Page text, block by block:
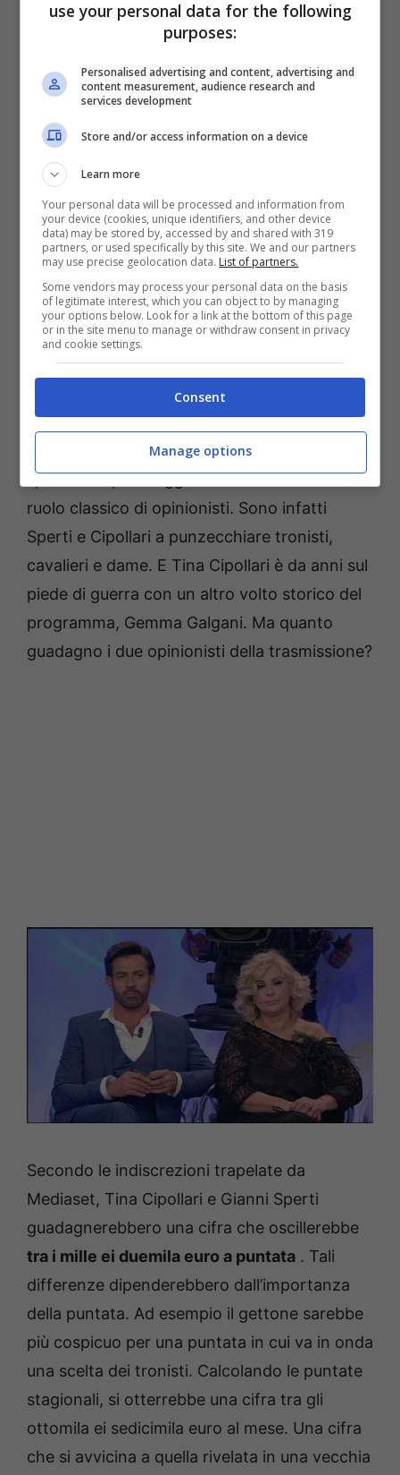
Leggi anche —–>Harry e Meghan avete visto
dove vivono?
Los Angeles: un sogno
Quanto guadagnano Tina
Cipollari e Gianni Sperti?
Negli ultimi anni,Tina CipollarieGianni
Spertisono diventati i veri pilastri del
programma in day time su Canale 5. La
conduttrice Maria De Filippi sorveglia tutti,
mentre i due hanno acquisito col tempo uno
spazio sempre maggiore che va oltre il loro
ruolo classico di opinionisti. Sono infatti
Sperti e Cipollari a punzecchiare tronisti,
cavalieri e dame. E Tina Cipollari è da anni sul
piede di guerra con un altro volto storico del
programma, Gemma Galgani. Ma quanto
guadagno i due opinionisti della trasmissione?
Secondo le indiscrezioni trapelate da
Mediaset, Tina Cipollari e Gianni Sperti
guadagnerebbero una cifra che oscillerebbe
tra i mille ei duemila euro a puntata . Tali
differenze dipenderebbero dall’importanza
della puntata. Ad esempio il gettone sarebbe
più cospicuo per una puntata in cui va in onda
una scelta dei tronisti. Calcolando le puntate
stagionali, si otterrebbe una cifra tra gli
ottomila ei sedicimila euro al mese. Una cifra
che si avvicina a quella rivelata in una vecchia
use your personal data for the following
purposes:
Personalised advertising and content, advertising and
content measurement, audience research and
services development
Store and/or access information on a device
Learn more
Your personal data will be processed and information from
your device (cookies, unique identifiers, and other device
data) may be stored by, accessed by and shared with 319
partners, or used specifically by this site. We and our partners
may use precise geolocation data. List of partners.
Some vendors may process your personal data on the basis
of legitimate interest, which you can object to by managing
your options below. Look for a link at the bottom of this page
or in the site menu to manage or withdraw consent in privacy
and cookie settings.
Consent
Manage options